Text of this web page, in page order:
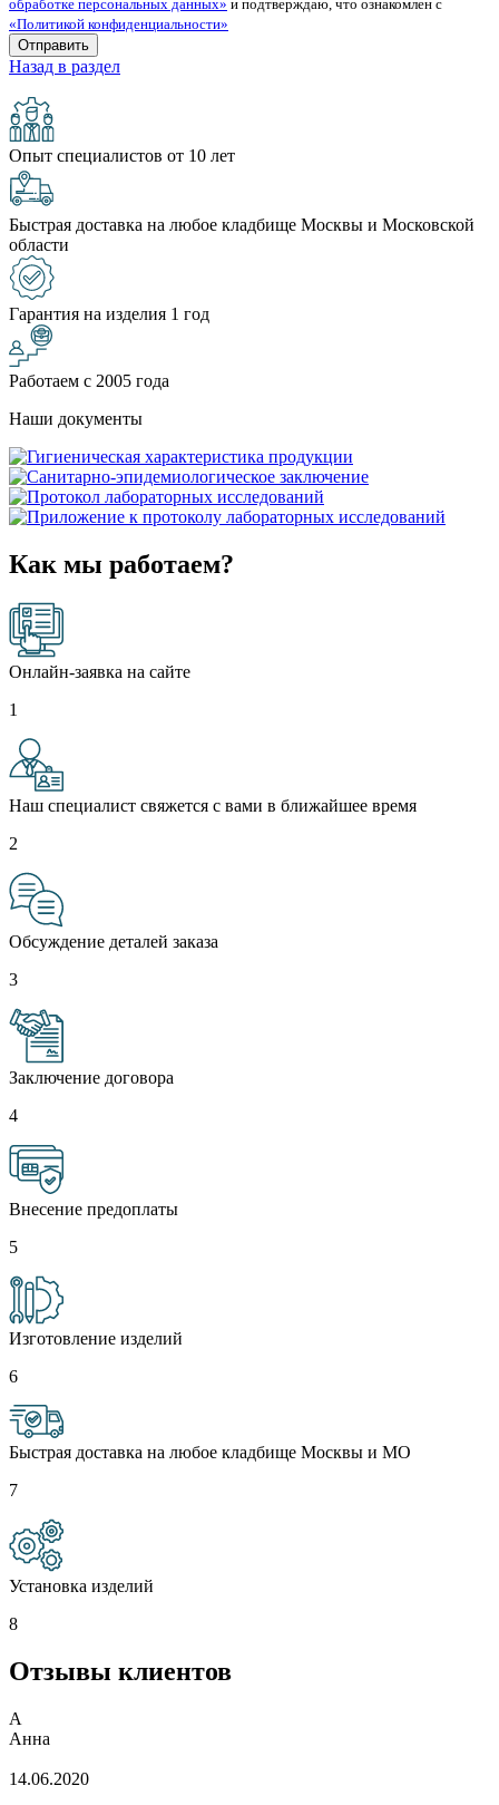
обработке персональных данных» и подтверждаю, что ознакомлен с
«Политикой конфиденциальности»
Назад в раздел
Опыт специалистов от 10 лет
Быстрая доставка на любое кладбище Москвы и Московской
области
Гарантия на изделия 1 год
Работаем с 2005 года
Наши документы
Как мы работаем?
Онлайн-заявка на сайте
1
Наш специалист свяжется с вами в ближайшее время
2
Обсуждение деталей заказа
3
Заключение договора
4
Внесение предоплаты
5
Изготовление изделий
6
Быстрая доставка на любое кладбище Москвы и МО
7
Установка изделий
8
Отзывы клиентов
А
Анна
14.06.2020